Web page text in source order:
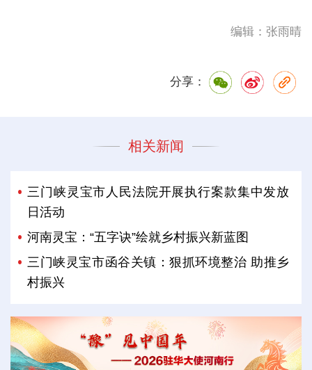
编辑：张雨晴
分享：
相关新闻
三门峡灵宝市人民法院开展执行案款集中发放
日活动
河南灵宝：“五字诀”绘就乡村振兴新蓝图
三门峡灵宝市函谷关镇：狠抓环境整治 助推乡
村振兴